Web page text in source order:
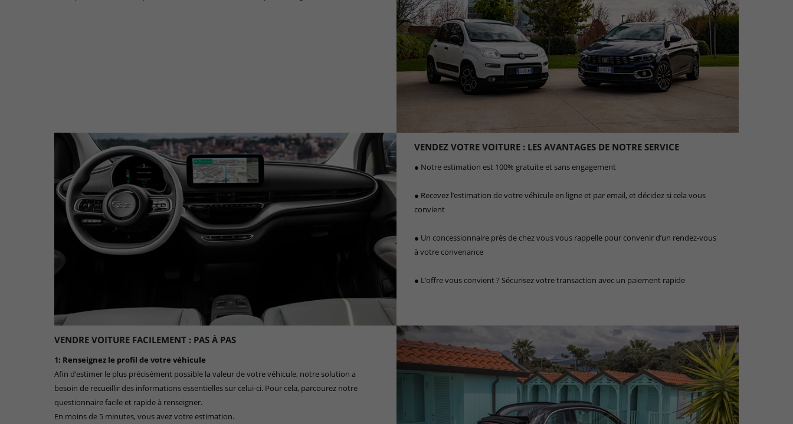
VENDEZ VOTRE VOITURE : LES AVANTAGES DE NOTRE SERVICE
● Notre estimation est 100% gratuite et sans engagement
● Recevez l’estimation de votre véhicule en ligne et par email, et décidez si cela vous
convient
● Un concessionnaire près de chez vous vous rappelle pour convenir d’un rendez-vous
à votre convenance
● L’offre vous convient ? Sécurisez votre transaction avec un paiement rapide
VENDRE VOITURE FACILEMENT : PAS À PAS
1: Renseignez le profil de votre véhicule
Afin d’estimer le plus précisément possible la valeur de votre véhicule, notre solution a
besoin de recueillir des informations essentielles sur celui-ci. Pour cela, parcourez notre
questionnaire facile et rapide à renseigner.
En moins de 5 minutes, vous avez votre estimation.